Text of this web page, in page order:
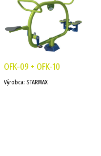
OFK-09 + OFK-10
Výrobca: STARMAX